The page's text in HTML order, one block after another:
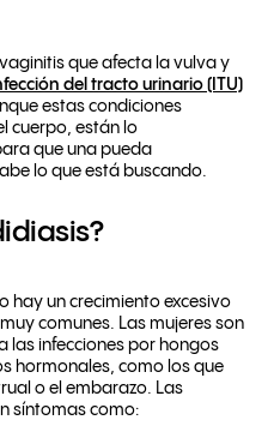
que afecta la vulva y
del tracto urinario (ITU)
estas condiciones
cuerpo, están lo
que una pueda
lo que está buscando.
hay un crecimiento excesivo
comunes. Las mujeres son
las infecciones por hongos
hormonales, como los que
o el embarazo. Las
síntomas como: